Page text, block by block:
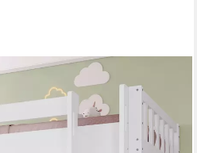
& USB (Kieferholz, 1-
Einzelbett) Kinderbett mit 4